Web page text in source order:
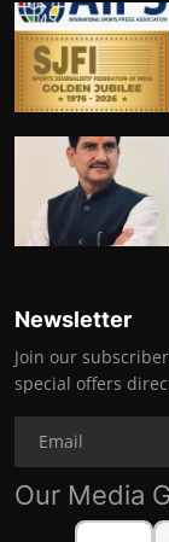
Newsletter
Join our
special offers
Our Media